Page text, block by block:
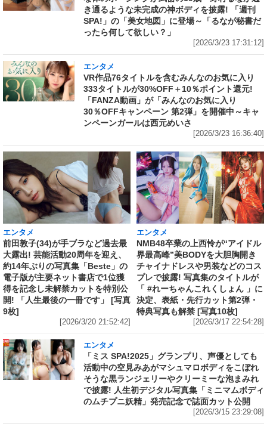
き通るような未完成の神ボディを披露! 「週刊
SPA!」の「美女地図」に登場～「るなが秘書だ
ったら何して欲しい？」
[2026/3/23 17:31:12]
エンタメ
VR作品76タイトルを含むみんなのお気に入り
333タイトルが30%OFF＋10％ポイント還元!
「FANZA動画」が「みんなのお気に入り
30％OFFキャンペーン 第2弾」を開催中～キャ
ンペーンガールは西元めいさ
[2026/3/23 16:36:40]
エンタメ
前田敦子(34)が手ブラなど過去最
大露出! 芸能活動20周年を迎え、
約14年ぶりの写真集「Beste」の
電子版が主要ネット書店で1位獲
得を記念し未解禁カットを特別公
開! 「人生最後の一冊です」 [写真
9枚]
[2026/3/20 21:52:42]
エンタメ
NMB48卒業の上西怜が“アイドル
界最高峰”美BODYを大胆胸開き
チャイナドレスや男装などのコス
プレで披露! 写真集のタイトルが
「 #れーちゃんこれくしょん 」に
決定、表紙・先行カット第2弾・
特典写真も解禁 [写真10枚]
[2026/3/17 22:54:28]
エンタメ
「ミス SPA!2025」グランプリ、声優としても
活動中の空見みあがマシュマロボディをこぼれ
そうな黒ランジェリーやクリーミーな泡まみれ
で披露! 人生初デジタル写真集「ミニマムボディ
のムチプニ妖精」発売記念で誌面カット公開
[2026/3/15 23:29:08]